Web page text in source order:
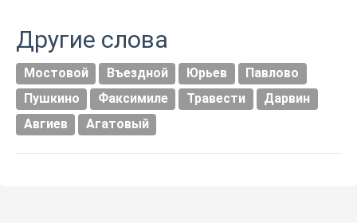
Другие слова
Мостовой Въездной Юрьев
Павлово
Пушкино
Факсимиле Травести
Дарвин
Авгиев
Агатовый